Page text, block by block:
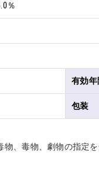
％
有効年
包装
、毒物、劇物の指定を